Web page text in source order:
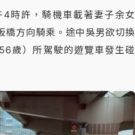
時許，騎機車載著妻子余女
橋方向騎乘。途中吳男欲切換
歲）所駕駛的遊覽車發生碰